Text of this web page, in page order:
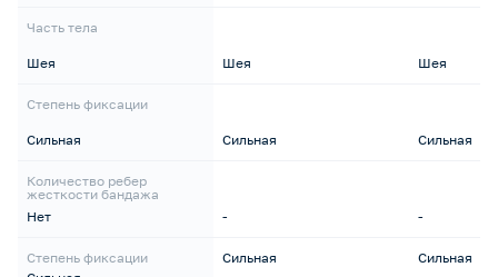
Часть тела
Шея
Степень фиксации
Сильная
Количество ребер
жесткости бандажа
Нет
Степень фиксации
Шея
Сильная
-
Сильная
Шея
Сильная
-
Сильная